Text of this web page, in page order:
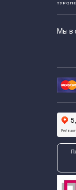
Интересные
Экскурсии
Автобусные
Мы в